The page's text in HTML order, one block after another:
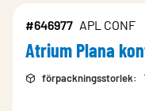
#646977 APL CONF
Atrium Plana
förpackningsstorlek: